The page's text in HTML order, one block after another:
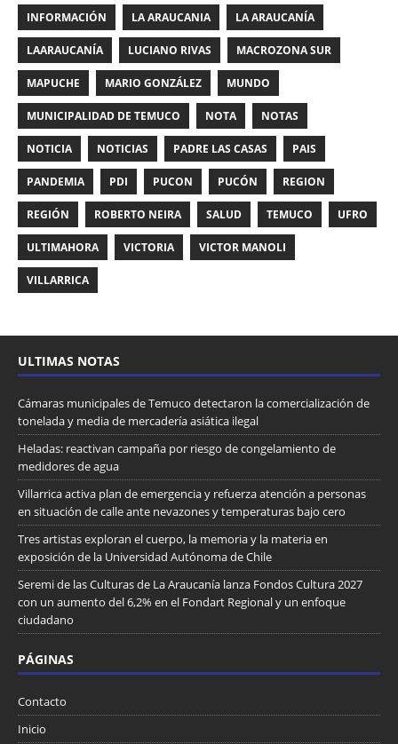
INFORMACIÓN LA ARAUCANIA LA ARAUCANÍA
LAARAUCANÍA LUCIANO RIVAS MACROZONA SUR
MAPUCHE MARIO GONZÁLEZ MUNDO
MUNICIPALIDAD DE TEMUCO NOTA NOTAS
NOTICIA NOTICIAS PADRE LAS CASAS PAIS
PANDEMIA PDI PUCON PUCÓN REGION
REGIÓN ROBERTO NEIRA SALUD TEMUCO UFRO
ULTIMAHORA VICTORIA VICTOR MANOLI
VILLARRICA
ULTIMAS NOTAS
Cámaras municipales de Temuco detectaron la comercialización de
tonelada y media de mercadería asiática ilegal
Heladas: reactivan campaña por riesgo de congelamiento de
medidores de agua
Villarrica activa plan de emergencia y refuerza atención a personas
en situación de calle ante nevazones y temperaturas bajo cero
Tres artistas exploran el cuerpo, la memoria y la materia en
exposición de la Universidad Autónoma de Chile
Seremi de las Culturas de La Araucanía lanza Fondos Cultura 2027
con un aumento del 6,2% en el Fondart Regional y un enfoque
ciudadano
PÁGINAS
Contacto
Inicio